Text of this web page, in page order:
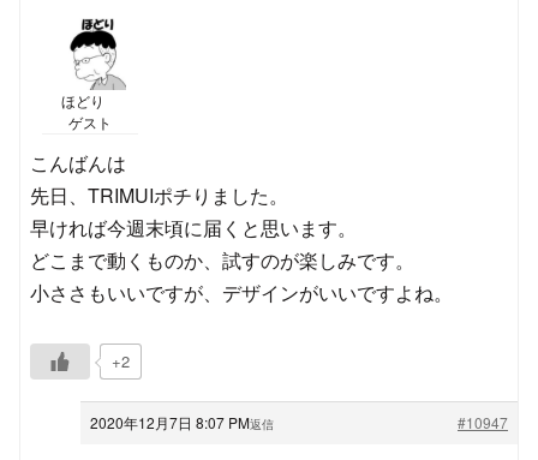
ほどり
ゲスト
こんばんは
先日、TRIMUIポチりました。
早ければ今週末頃に届くと思います。
どこまで動くものか、試すのが楽しみです。
小ささもいいですが、デザインがいいですよね。
+2
2020年12月7日 8:07 PM #10947
返信